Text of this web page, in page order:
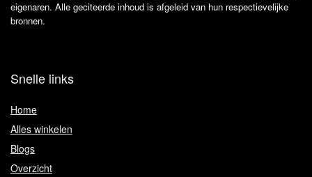
eigenaren. Alle geciteerde inhoud is afgeleid van hun respectievelijke
bronnen.
Snelle links
Home
Alles winkelen
Blogs
Overzicht